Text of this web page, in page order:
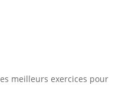
meilleurs exercices pour